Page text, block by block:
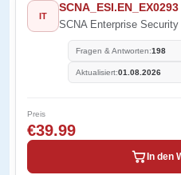
IT
SCNA_ESI.EN_EX0293
SCNA Enterprise
Fragen & Antworten:198
Aktualisiert:01.08.2026
Preis
€39.99
In den